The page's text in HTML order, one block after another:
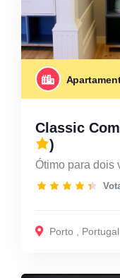
Classic
)
Ótimo para dois
Porto Portugal